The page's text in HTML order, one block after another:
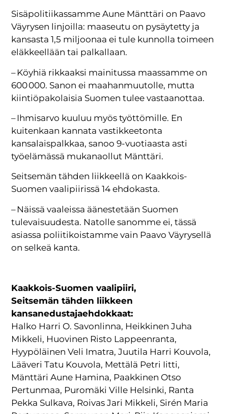
Sisäpolitiikassamme Aune Mänttäri on Paavo
Väyrysen linjoilla: maaseutu on pysäytetty ja
kansasta 1,5 miljoonaa ei tule kunnolla toimeen
eläkkeellään tai palkallaan.
– Köyhiä rikkaaksi mainitussa maassamme on
600 000. Sanon ei maahanmuutolle, mutta
kiintiöpakolaisia Suomen tulee vastaanottaa.
– Ihmisarvo kuuluu myös työttömille. En
kuitenkaan kannata vastikkeetonta
kansalaispalkkaa, sanoo 9-vuotiaasta asti
työelämässä mukanaollut Mänttäri.
Seitsemän tähden liikkeellä on Kaakkois-
Suomen vaalipiirissä 14 ehdokasta.
– Näissä vaaleissa äänestetään Suomen
tulevaisuudesta. Natolle sanomme ei, tässä
asiassa poliitikoistamme vain Paavo Väyrysellä
on selkeä kanta.
Kaakkois-Suomen vaalipiiri,
Seitsemän tähden liikkeen
kansanedustajaehdokkaat:
Halko Harri O. Savonlinna, Heikkinen Juha
Mikkeli, Huovinen Risto Lappeenranta,
Hyypöläinen Veli Imatra, Juutila Harri Kouvola,
Lääveri Tatu Kouvola, Mettälä Petri Iitti,
Mänttäri Aune Hamina, Paakkinen Otso
Pertunmaa, Puromäki Ville Helsinki, Ranta
Pekka Sulkava, Roivas Jari Mikkeli, Sirén Maria